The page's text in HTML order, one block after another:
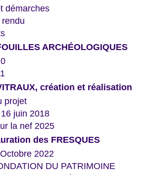
démarches
ARCHÉOLOGIQUES
création et réalisation
projet
juin 2018
la nef 2025
des FRESQUES
2022
DU PATRIMOINE